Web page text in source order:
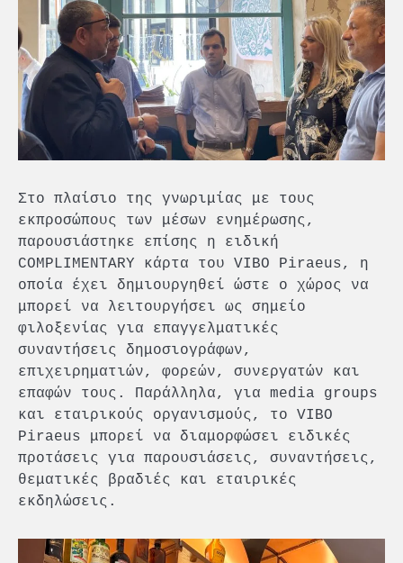
Στο πλαίσιο της γνωριμίας με τους
εκπροσώπους των μέσων ενημέρωσης,
παρουσιάστηκε επίσης η ειδική
COMPLIMENTARY κάρτα του VIBO Piraeus, η
οποία έχει δημιουργηθεί ώστε ο χώρος να
μπορεί να λειτουργήσει ως σημείο
φιλοξενίας για επαγγελματικές
συναντήσεις δημοσιογράφων,
επιχειρηματιών, φορεών, συνεργατών και
επαφών τους. Παράλληλα, για media groups
και εταιρικούς οργανισμούς, το VIBO
Piraeus μπορεί να διαμορφώσει ειδικές
προτάσεις για παρουσιάσεις, συναντήσεις,
θεματικές βραδιές και εταιρικές
εκδηλώσεις.